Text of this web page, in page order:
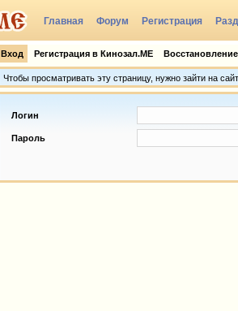
Главная Форум Регистрация
Вход Регистрация в Кинозал.МЕ
Чтобы просматривать эту страницу, нужно зайти на сайт
Логин
Пароль